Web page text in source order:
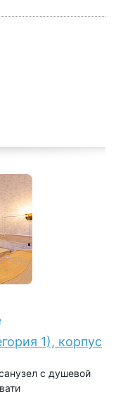
1), корпус
с душевой